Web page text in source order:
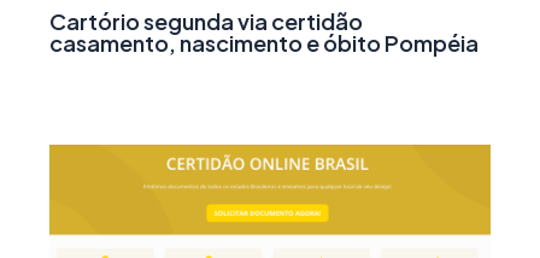
Cartório segunda via certidão
casamento, nascimento e óbito Pompéia